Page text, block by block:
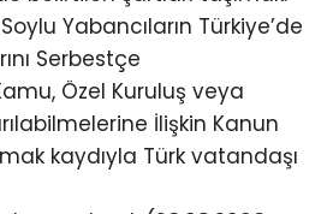
Yabancıların Türkiye’de
Serbestçe
Özel Kuruluş veya
İlişkin Kanun
kaydıyla Türk vatandaşı